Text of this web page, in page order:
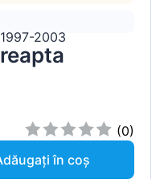
2003
(0)
în coș